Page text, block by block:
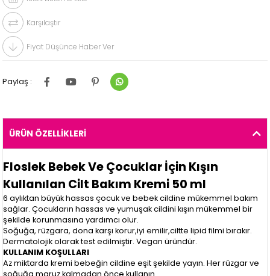
Karşılaştır
Fiyat Düşünce Haber Ver
Paylaş :
ÜRÜN ÖZELLIKLERI
Floslek Bebek Ve Çocuklar İçin Kışın
Kullanılan Cilt Bakım Kremi 50 ml
6 aylıktan büyük hassas çocuk ve bebek cildine mükemmel bakım
sağlar. Çocukların hassas ve yumuşak cildini kışın mükemmel bir
şekilde korunmasına yardımcı olur.
Soğuğa, rüzgara, dona karşı korur,iyi emilir,ciltte lipid filmi bırakır.
Dermatolojik olarak test edilmiştir. Vegan üründür.
KULLANIM KOŞULLARI
Az miktarda kremi bebeğin cildine eşit şekilde yayın. Her rüzgar ve
soğuğa maruz kalmadan önce kullanın.